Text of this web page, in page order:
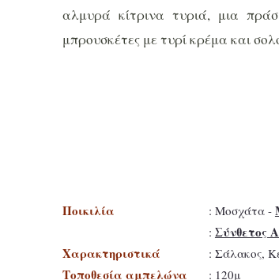
αλμυρά κίτρινα τυριά, μια
μπρουσκέτες με τυρί κρέμα και
Ποικιλία
Χαρακτηριστικά
Τοποθεσία αμπελώνα
: Μοσχάτα -
: Σύνθετος
: Σάλακος,
: 120μ